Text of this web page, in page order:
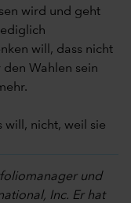
wird und geht
will, dass nicht
Wahlen sein
will, nicht, weil sie
und
Inc. Er hat